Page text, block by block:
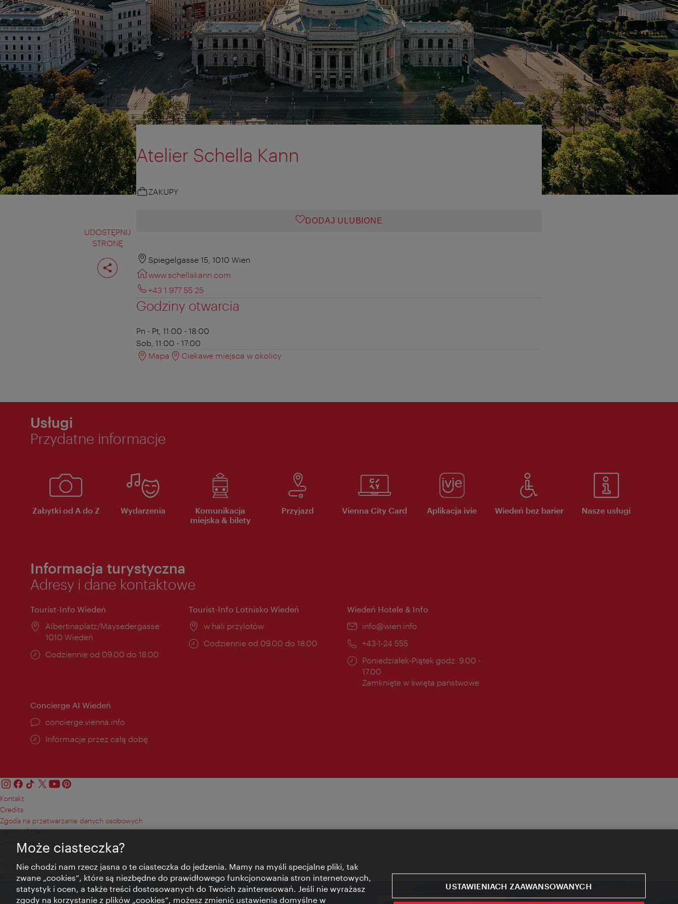
UDOSTĘPNIJ
STRONĘ
Podziel
stronę
Atelier Schella Kann
ZAKUPY
DODAJ ULUBIONE
Spiegelgasse 15, 1010 Wien
www.schellakann.com
+43 1 977 55 25
Godziny otwarcia
Pn - Pt, 11:00 - 18:00
Sob, 11:00 - 17:00
Mapa
Ciekawe miejsca w okolicy
Usługi
Przydatne informacje
Zabytki od A do Z Wydarzenia
Komunikacja
miejska & bilety
Przyjazd Vienna City Card Aplikacja ivie Wiedeń bez barier Nasze usługi
Informacja turystyczna
Adresy i dane kontaktowe
Tourist-Info Wiedeń
Miejsce:
Albertinaplatz/Maysedergasse
1010 Wiedeń
Godziny
Codziennie od 09.00 do 18.00
Tourist-Info Lotnisko Wiedeń
Miejsce:
w hali przylotów
Godziny
Codziennie od 09.00 do 18.00
Wiedeń Hotele & Info
E-
info@wien.info
Telefon:
+43-1-24 555
Godziny
otwarcia:
Poniedziałek-Piątek godz. 9.00 -
17.00
Zamknięte w święta państwowe
Concierge AI Wiedeń
concierge.vienna.info
Informacje przez całą dobę
Kontakt
Credits
Zgoda na przetwarzanie danych osobowych
Terms of Use
Dostępność
Kontakt prasowy
Ustawienia cookies
© Copyright Wien Tourismus
Może ciasteczka?
Nie chodzi nam rzecz jasna o te ciasteczka do jedzenia. Mamy na myśli specjalne pliki, tak
zwane „cookies”, które są niezbędne do prawidłowego funkcjonowania stron internetowych,
statystyk i ocen, a także treści dostosowanych do Twoich zainteresowań. Jeśli nie wyrażasz
zgody na korzystanie z plików „cookies”, możesz zmienić ustawienia domyślne w
USTAWIENIACH ZAAWANSOWANYCH